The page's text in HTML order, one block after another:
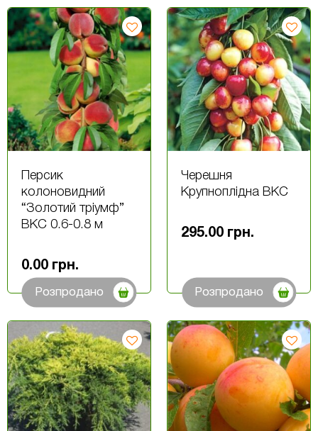
Персик
колоновидний
“Золотий тріумф”
ВКС 0.6-0.8 м
0.00 грн.
Розпродано
Черешня
Крупноплідна ВКС
295.00 грн.
Розпродано